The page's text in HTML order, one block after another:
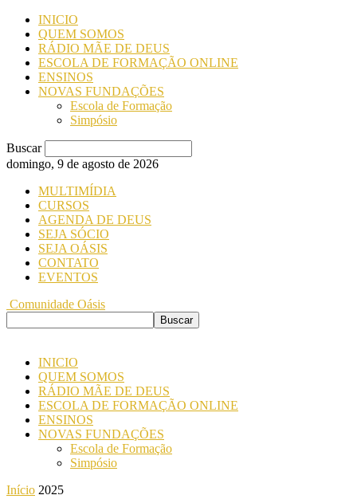
INICIO
QUEM SOMOS
RÁDIO MÃE DE DEUS
ESCOLA DE FORMAÇÃO ONLINE
ENSINOS
NOVAS FUNDAÇÕES
Escola de Formação
Simpósio
Buscar
domingo, 9 de agosto de 2026
MULTIMÍDIA
CURSOS
AGENDA DE DEUS
SEJA SÓCIO
SEJA OÁSIS
CONTATO
EVENTOS
Comunidade Oásis
INICIO
QUEM SOMOS
RÁDIO MÃE DE DEUS
ESCOLA DE FORMAÇÃO ONLINE
ENSINOS
NOVAS FUNDAÇÕES
Escola de Formação
Simpósio
Início 2025